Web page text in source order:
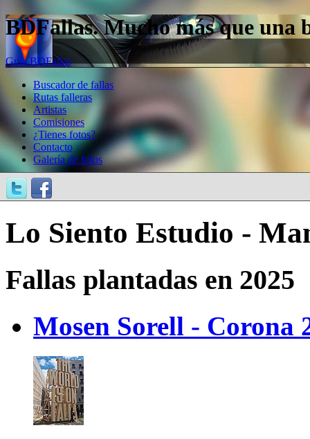
BDFallas. Mucho más que una
Guía BDFallas
Buscador de fallas
Rutas falleras
Artistas
Comisiones
¿Tienes fotos?
Contacto
Galería de fotos
Lo Siento Estudio -
Fallas plantadas en 2025
Mosen Sorell - Corona